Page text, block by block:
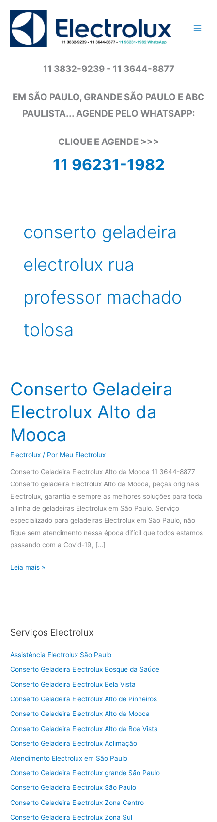
conteúdo
11 3832-9239 - 11 3644-8877
EM SÃO PAULO, GRANDE SÃO PAULO E ABC
PAULISTA... AGENDE PELO WHATSAPP:
CLIQUE E AGENDE >>>
11 96231-1982
conserto geladeira
electrolux rua
professor machado
tolosa
Conserto Geladeira
Electrolux Alto da
Mooca
Electrolux / Por Meu Electrolux
Conserto Geladeira Electrolux Alto da Mooca 11 3644-8877
Conserto geladeira Electrolux Alto da Mooca, peças originais
Electrolux, garantia e sempre as melhores soluções para toda
a linha de geladeiras Electrolux em São Paulo. Serviço
especializado para geladeiras Electrolux em São Paulo, não
fique sem atendimento nessa época difícil que todos estamos
passando com a Covid-19, […]
Conserto
Mooca
Leia mais »
Serviços Electrolux
Assistência Electrolux São Paulo
Conserto Geladeira Electrolux Bosque da Saúde
Conserto Geladeira Electrolux Bela Vista
Conserto Geladeira Electrolux Alto de Pinheiros
Conserto Geladeira Electrolux Alto da Mooca
Conserto Geladeira Electrolux Alto da Boa Vista
Conserto Geladeira Electrolux Aclimação
Atendimento Electrolux em São Paulo
Conserto Geladeira Electrolux grande São Paulo
Conserto Geladeira Electrolux São Paulo
Conserto Geladeira Electrolux Zona Centro
Conserto Geladeira Electrolux Zona Sul